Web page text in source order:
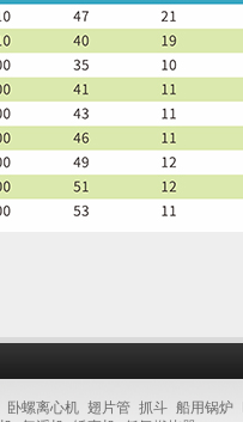
卧螺离心机 翅片管 抓斗 船用锅炉